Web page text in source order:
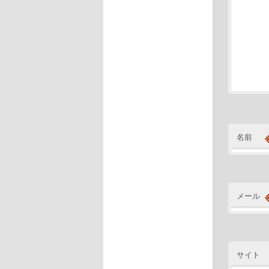
名前
メール
サイト